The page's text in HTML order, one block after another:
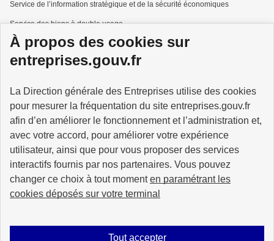
À propos des cookies sur
entreprises.gouv.fr
La Direction générale des Entreprises utilise des cookies
pour mesurer la fréquentation du site entreprises.gouv.fr
afin d’en améliorer le fonctionnement et l’administration et,
avec votre accord, pour améliorer votre expérience
utilisateur, ainsi que pour vous proposer des services
interactifs fournis par nos partenaires. Vous pouvez
changer ce choix à tout momenten paramétrant les
cookies déposés sur votre terminal
Tout accepter
Service de l’information stratégique et de la sécurité économiques
Service des biens à double usage
Services à la personne
GOUVERNEMENT
info.gouv.fr service-public.gouv.fr